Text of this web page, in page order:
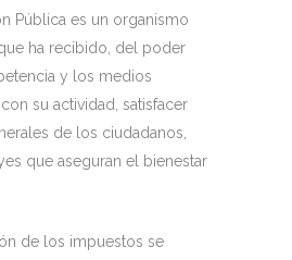
Pública es un organismo
ha recibido, del poder
y los medios
su actividad, satisfacer
de los ciudadanos,
que aseguran el bienestar
de los impuestos se